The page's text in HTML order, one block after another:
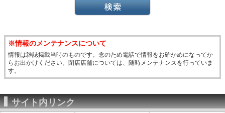
※情報のメンテナンスについて
情報は雑誌掲載当時のものです。念のため電話で情報をお確かめになってか
らお出かけください。閉店店舗については、随時メンテナンスを行っていま
す。
サイト内リンク